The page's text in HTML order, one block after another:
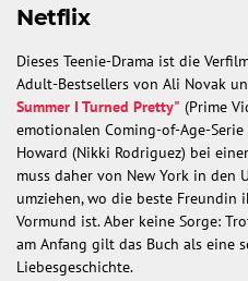
Netflix
Dieses Teenie-Drama ist die
Adult-Bestsellers von Ali Novak
Summer I Turned Pretty" (Prime
emotionalen Coming-of-Age-
Howard (Nikki Rodriguez) bei
muss daher von New York in den
umziehen, wo die beste
Vormund ist. Aber keine Sorge:
am Anfang gilt das Buch als eine
Liebesgeschichte.